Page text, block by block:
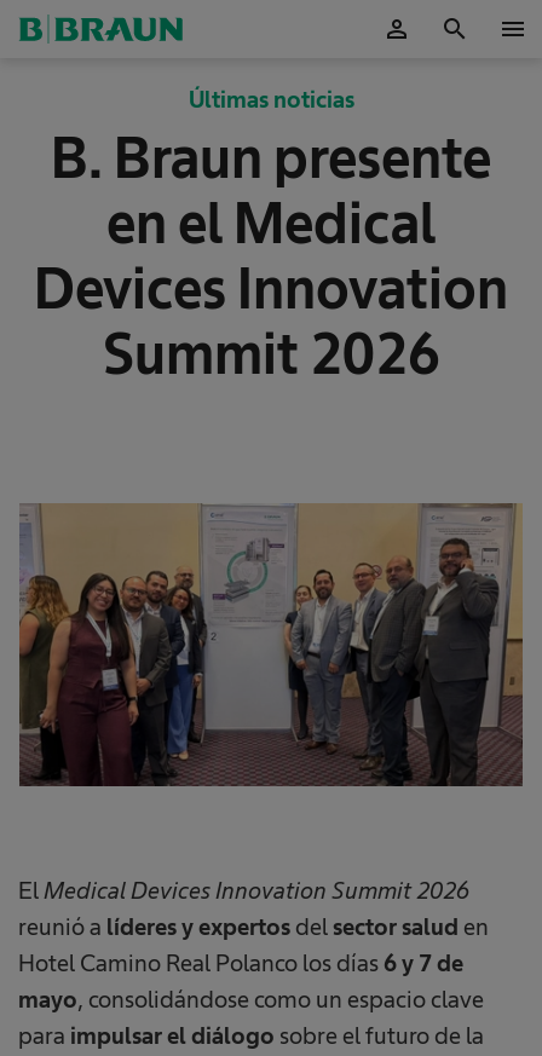
person search menu
Últimas noticias
B. Braun presente
en el Medical
Devices Innovation
Summit 2026
El Medical Devices Innovation Summit 2026
reunió a líderes y expertos del sector salud en
Hotel Camino Real Polanco los días 6 y 7 de
mayo, consolidándose como un espacio clave
para impulsar el diálogo sobre el futuro de la